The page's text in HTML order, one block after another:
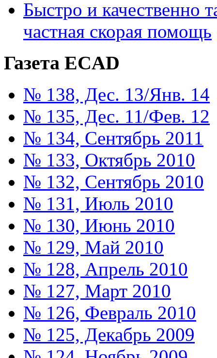
Быстро и качественно
частная скорая помощь
Газета ECAD
№ 138, Дес. 13/Янв. 14
№ 135, Дес. 11/Фев. 12
№ 134, Сентябрь 2011
№ 133, Октябрь 2010
№ 132, Сентябрь 2010
№ 131, Июль 2010
№ 130, Июнь 2010
№ 129, Май 2010
№ 128, Апрель 2010
№ 127, Март 2010
№ 126, Февраль 2010
№ 125, Декабрь 2009